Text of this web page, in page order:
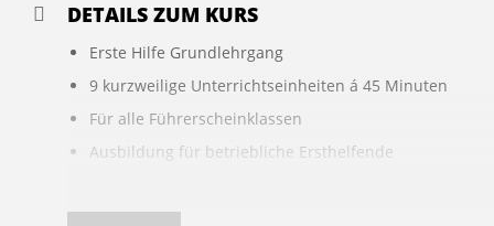
DETAILS ZUM KURS
Erste Hilfe Grundlehrgang
9 kurzweilige Unterrichtseinheiten á 45 Minuten
Für alle Führerscheinklassen
Ausbildung für betriebliche Ersthelfende